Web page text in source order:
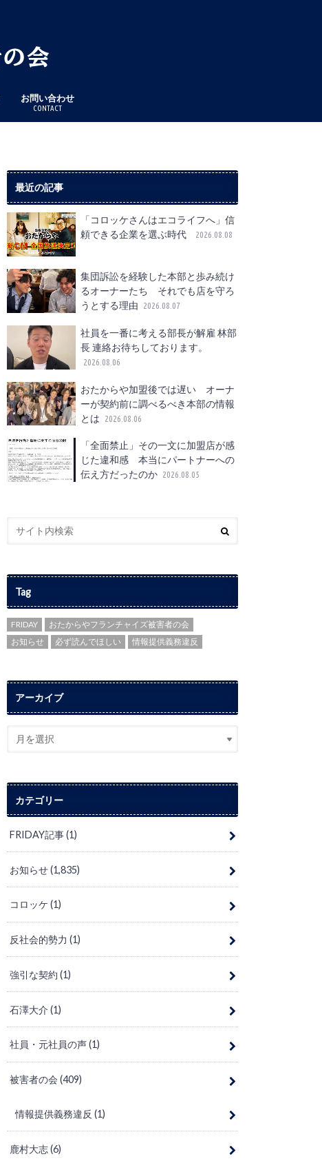
お問い合わせ
CONTACT
最近の記事
「コロッケさんはエコライフへ」信
頼できる企業を選ぶ時代
2026.08.08
集団訴訟を経験した本部と歩み続け
るオーナーたち それでも店を守ろ
うとする理由
2026.08.07
社員を一番に考える部長が解雇 林部
長 連絡お待ちしております。
2026.08.06
おたからや加盟後では遅い オーナ
ーが契約前に調べるべき本部の情報
とは
2026.08.06
「全面禁止」その一文に加盟店が感
じた違和感 本当にパートナーへの
伝え方だったのか 2026.08.05
Tag
FRIDAY
おたからやフランチャイズ被害者の会
お知らせ
必ず読んでほしい 情報提供義務違反
アーカイブ
カテゴリー
FRIDAY記事(1)
お知らせ(1,835)
コロッケ(1)
反社会的勢力(1)
強引な契約(1)
石澤大介(1)
社員・元社員の声(1)
被害者の会(409)
情報提供義務違反 (1)
鹿村大志(6)